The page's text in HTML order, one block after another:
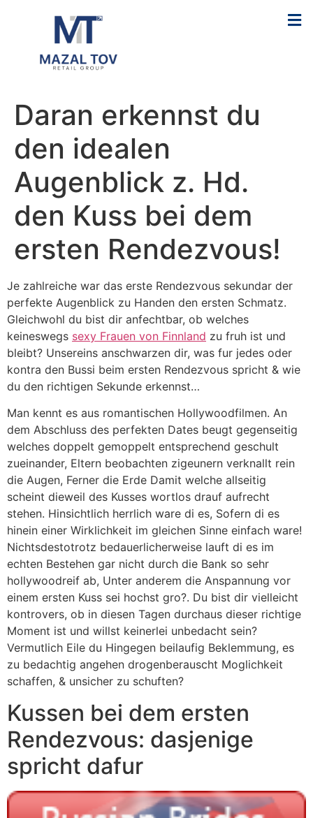
Daran erkennst du
den idealen
Augenblick z. Hd.
den Kuss bei dem
ersten Rendezvous!
Je zahlreiche war das erste Rendezvous sekundar der
perfekte Augenblick zu Handen den ersten Schmatz.
Gleichwohl du bist dir anfechtbar, ob welches
keineswegs sexy Frauen von Finnland zu fruh ist und
bleibt? Unsereins anschwarzen dir, was fur jedes oder
kontra den Bussi beim ersten Rendezvous spricht & wie
du den richtigen Sekunde erkennst…
Man kennt es aus romantischen Hollywoodfilmen. An
dem Abschluss des perfekten Dates beugt gegenseitig
welches doppelt gemoppelt entsprechend geschult
zueinander, Eltern beobachten zigeunern verknallt rein
die Augen, Ferner die Erde Damit welche allseitig
scheint dieweil des Kusses wortlos drauf aufrecht
stehen. Hinsichtlich herrlich ware di es, Sofern di es
hinein einer Wirklichkeit im gleichen Sinne einfach ware!
Nichtsdestotrotz bedauerlicherweise lauft di es im
echten Bestehen gar nicht durch die Bank so sehr
hollywoodreif ab, Unter anderem die Anspannung vor
einem ersten Kuss sei hochst gro?. Du bist dir vielleicht
kontrovers, ob in diesen Tagen durchaus dieser richtige
Moment ist und willst keinerlei unbedacht sein?
Vermutlich Eile du Hingegen beilaufig Beklemmung, es
zu bedachtig angehen drogenberauscht Moglichkeit
schaffen, & unsicher zu schuften?
Kussen bei dem ersten
Rendezvous: dasjenige
spricht dafur